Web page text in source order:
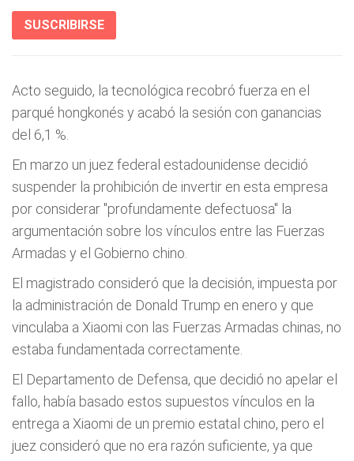
SUSCRIBIRSE
Acto seguido, la tecnológica recobró fuerza en el
parqué hongkonés y acabó la sesión con ganancias
del 6,1 %.
En marzo un juez federal estadounidense decidió
suspender la prohibición de invertir en esta empresa
por considerar "profundamente defectuosa" la
argumentación sobre los vínculos entre las Fuerzas
Armadas y el Gobierno chino.
El magistrado consideró que la decisión, impuesta por
la administración de Donald Trump en enero y que
vinculaba a Xiaomi con las Fuerzas Armadas chinas, no
estaba fundamentada correctamente.
El Departamento de Defensa, que decidió no apelar el
fallo, había basado estos supuestos vínculos en la
entrega a Xiaomi de un premio estatal chino, pero el
juez consideró que no era razón suficiente, ya que